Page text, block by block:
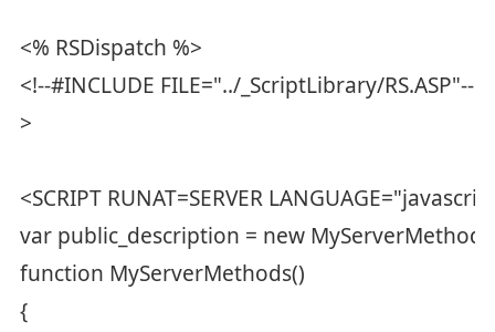
<% RSDispatch %>
<!--#INCLUDE FILE="../_ScriptLibrary/RS.ASP"--
>
<SCRIPT RUNAT=SERVER
var public_description = new
function MyServerMethods()
{